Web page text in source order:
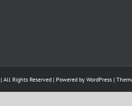
Rights Reserved | Powered byWordPress |